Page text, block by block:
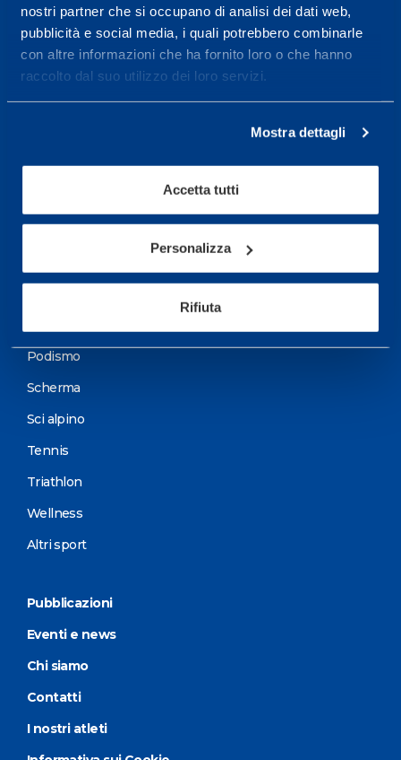
nostri partner che si occupano di analisi dei dati web,
pubblicità e social media, i quali potrebbero combinarle
con altre informazioni che ha fornito loro o che hanno
raccolto dal suo utilizzo dei loro servizi.
Mostra dettagli
Accetta tutti
Personalizza
Rifiuta
Servizi
Servizi Medici
Test di valutazione
Podismo
Scherma
Sci alpino
Tennis
Triathlon
Wellness
Altri sport
Pubblicazioni
Eventi e news
Chi siamo
Contatti
I nostri atleti